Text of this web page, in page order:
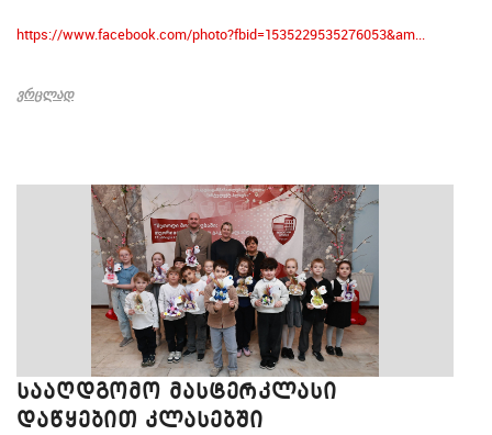
https://www.facebook.com/photo?fbid=1535229535276053&am...
ᲕᲠᲪᲚᲐᲓ
ᲡᲐᲐᲦᲓᲒᲝᲛᲝ ᲛᲐᲡᲢᲔᲠᲙᲚᲐᲡᲘ
ᲓᲐᲬᲧᲔᲑᲘᲗ ᲙᲚᲐᲡᲔᲑᲨᲘ